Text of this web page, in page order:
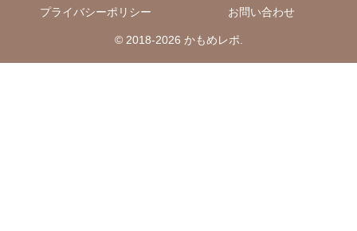
プライバシーポリシー
お問い合わせ
© 2018-2026 かもめレポ.